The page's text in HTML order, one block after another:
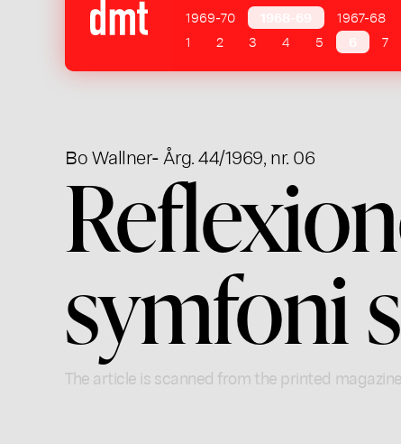
1969-70
1967-68
1
2 3 4 5 7
Bo Wallner- Årg. 44/1969, nr. 06
symfoni
The article is scanned from the printed